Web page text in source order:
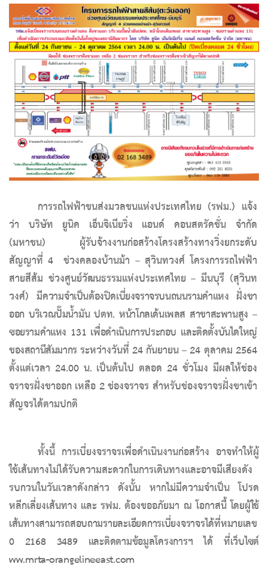
การรถไฟฟ้าขนส่งมวลชนแห่งประเทศไทย (รฟม.) แจ้ง
ว่า บริษัท ยูนิค เอ็นจิเนียริ่ง แอนด์ คอนสตรัคชั่น จำกัด
(มหาชน)
ผู้รับจ้างงานก่อสร้างโครงสร้างทางวิ่งยกระดับ
สัญญาที่ 4 ช่วงคลองบ้านม้า – สุวินทวงศ์ โครงการรถไฟฟ้า
สายสีส้ม ช่วงศูนย์วัฒนธรรมแห่งประเทศไทย – มีนบุรี (สุวินท
วงศ์) มีความจำเป็นต้องปิดเบี่ยงจราจรบนถนนรามคำแหง ฝั่งขา
ออก บริเวณปั๊มน้ำมัน ปตท. หน้าโกลเด้นเพลส สาขาสะพานสูง –
ซอยรามคำแหง 131 เพื่อดำเนินการประกอบ และติดตั้งบันไดใหญ่
ของสถานีสัมมากรระหว่างวันที่ 24 กันยายน – 24 ตุลาคม 2564
ตั้งแต่เวลา 24.00 น. เป็นต้นไป ตลอด 24 ชั่วโมง มีผลให้ช่อง
จราจรฝั่งขาออก เหลือ 2 ช่องจราจร สำหรับช่องจราจรฝั่งขาเข้า
สัญจรได้ตามปกติ
ทั้งนี้ การเบี่ยงจราจรเพื่อดำเนินงานก่อสร้าง อาจทำให้ผู้
ใช้เส้นทางไม่ได้รับความสะดวกในการเดินทางและอาจมีเสียงดัง
รบกวนในวันเวลาดังกล่าว ดังนั้น หากไม่มีความจำเป็น โปรด
หลีกเลี่ยงเส้นทาง และ รฟม. ต้องขออภัยมา ณโอกาสนี้โดยผู้ใช้
เส้นทางสามารถสอบถามรายละเอียดการเบี่ยงจราจรได้ที่หมายเลข
0 2168 3489 และติดตามข้อมูลโครงการฯ ได้ ที่เว็บไซต์
ww.mrta-orangelineeast.com